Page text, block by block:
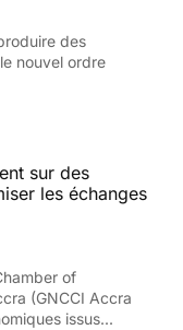
des
nouvel ordre
sur des
les échanges
of
(GNCCI Accra
issus...